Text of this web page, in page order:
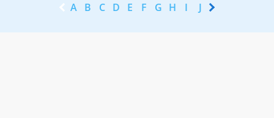
A B C D E F G H I J K